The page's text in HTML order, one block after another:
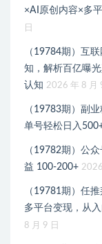
×AI原创内容×多
日
（19784期）互
知，解析百亿曝
认知 2026 年 8 月
（19783期）副
单号轻松日入
（19782期）公
益 100-200+
（19781期）任
多平台变现，从
8 月 9 日